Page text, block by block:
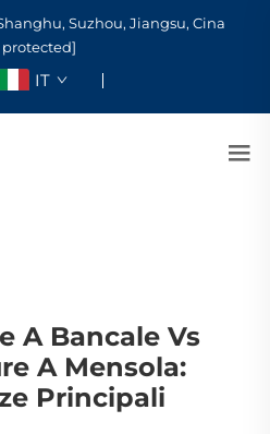
Suzhou, Jiangsu, Cina
IT
A Bancale Vs
A Mensola:
Principali